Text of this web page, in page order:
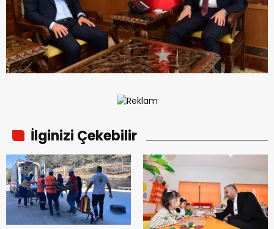
İlginizi Çekebilir